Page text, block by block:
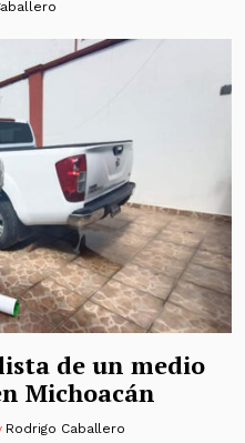
de un medio
Michoacán
Rodrigo Caballero